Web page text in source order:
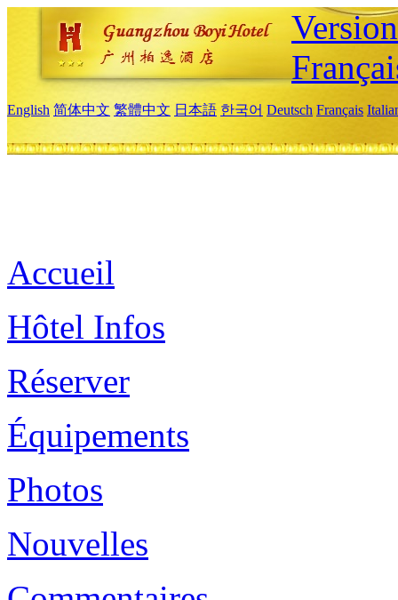
English 简体中文 繁體中文 日本語 한국어 Deutsch Français
Accueil
Hôtel Infos
Réserver
Équipements
Photos
Nouvelles